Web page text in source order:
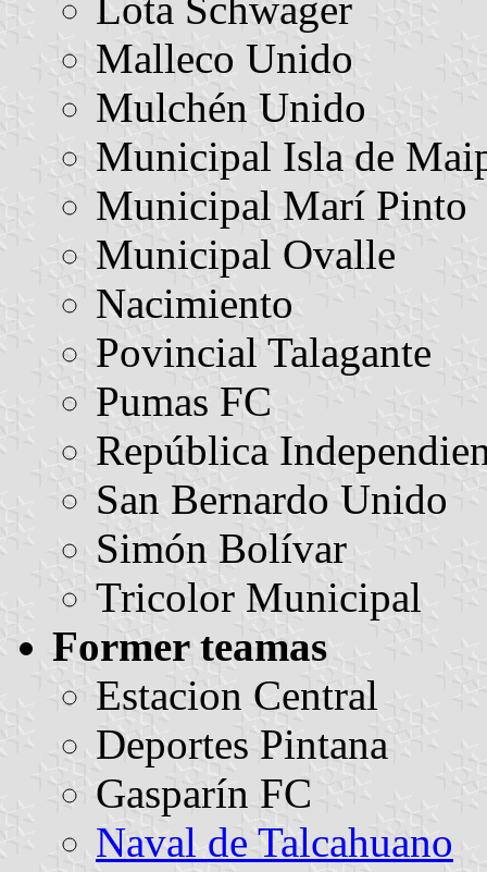
Malleco Unido
Mulchén Unido
Municipal Isla de
Municipal Marí Pinto
Municipal Ovalle
Nacimiento
Povincial Talagante
Pumas FC
República
San Bernardo Unido
Simón Bolívar
Tricolor Municipal
Former teamas
Estacion Central
Deportes Pintana
Gasparín FC
Naval de Talcahuano